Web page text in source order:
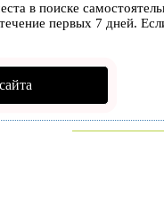
в поиске
первых 7 дней.